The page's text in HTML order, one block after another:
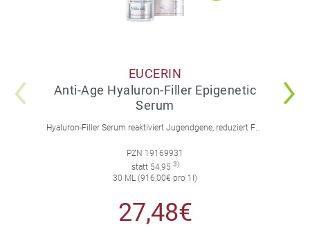
EUCERIN
Anti-Age Hyaluron-Filler Epigenetic
Serum
PZN 19169931
statt 54,95 3)
30 ML (916,00€ pro 1l)
27,48€